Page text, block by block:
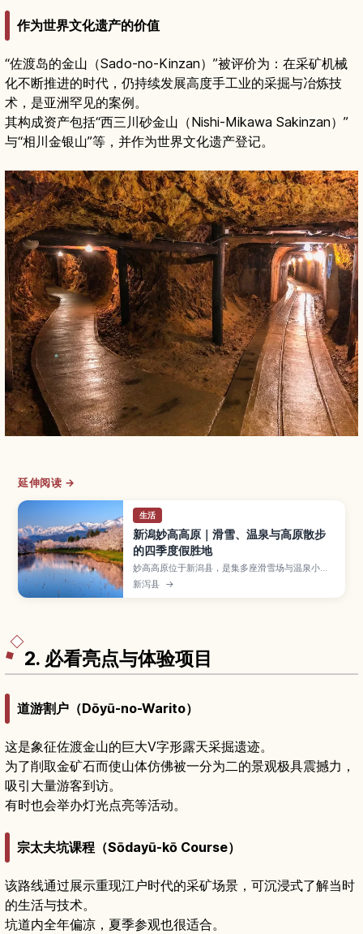
作为世界文化遗产的价值
“佐渡岛的金山（Sado-no-Kinzan）”被评价为：在采矿机械
化不断推进的时代，仍持续发展高度手工业的采掘与冶炼技
术，是亚洲罕见的案例。
其构成资产包括“西三川砂金山（Nishi-Mikawa Sakinzan）”
与“相川金银山”等，并作为世界文化遗产登记。
延伸阅读 →
生活
新潟妙高高原｜滑雪、温泉与高原散步
的四季度假胜地
妙高高原位于新潟县，是集多座滑雪场与温泉小镇
于一体的山岳度假区，冬季可享受粉雪滑雪，夏季
适合高原健行与瀑布散步。本文将介绍主要滑雪场
新泻县 →
2. 必看亮点与体验项目
道游割户（Dōyū-no-Warito）
这是象征佐渡金山的巨大V字形露天采掘遗迹。
为了削取金矿石而使山体仿佛被一分为二的景观极具震撼力，
吸引大量游客到访。
有时也会举办灯光点亮等活动。
宗太夫坑课程（Sōdayū-kō Course）
该路线通过展示重现江户时代的采矿场景，可沉浸式了解当时
的生活与技术。
坑道内全年偏凉，夏季参观也很适合。